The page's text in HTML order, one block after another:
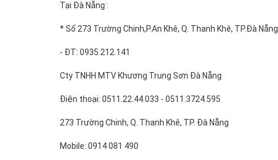
Tại Đà Nẵng :
* Số 273 Trường Chinh,P.An Khê, Q. Thanh Khê, TP.Đà Nẵng
- ĐT: 0935.212.141
Cty TNHH MTV Khương Trung Sơn Đà Nẵng
Điện thoại: 0511.22.44.033 - 0511.3724.595
273 Trường Chinh, Q. Thanh Khê, TP. Đà Nẵng
Mobile: 0914 081 490